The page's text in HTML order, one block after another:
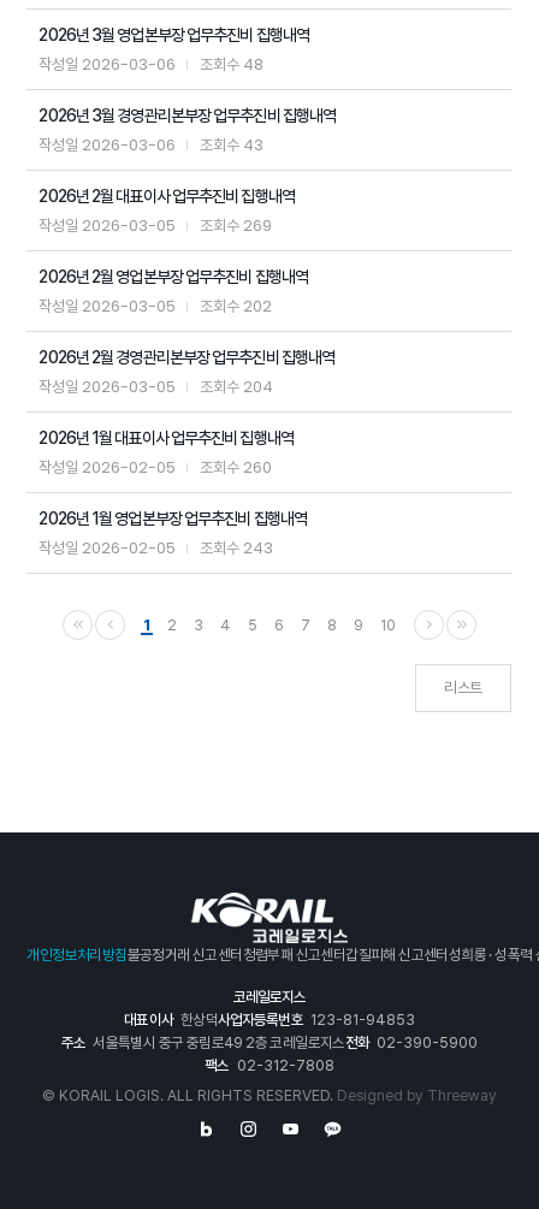
2026년 3월 영업본부장 업무추진비 집행내역
작성일 2026-03-06 조회수 48
2026년 3월 경영관리본부장 업무추진비 집행내역
작성일 2026-03-06 조회수 43
2026년 2월 대표이사 업무추진비 집행내역
작성일 2026-03-05 조회수 269
2026년 2월 영업본부장 업무추진비 집행내역
작성일 2026-03-05 조회수 202
2026년 2월 경영관리본부장 업무추진비 집행내역
작성일 2026-03-05 조회수 204
2026년 1월 대표이사 업무추진비 집행내역
작성일 2026-02-05 조회수 260
2026년 1월 영업본부장 업무추진비 집행내역
작성일 2026-02-05 조회수 243
1 2 3 4 5 6 7 8 9 10
리스트
개인정보처리방침불공정거래 신고센터 청렴부패 신고센터갑질피해 신고센터성희롱 · 성폭력
코레일로지스
대표이사 한상덕사업자등록번호 123-81-94853
주소 서울특별시 중구 중림로49 2층 코레일로지스전화 02-390-5900
팩스 02-312-7808
© KORAIL LOGIS. ALL RIGHTS RESERVED. Designed by Threeway